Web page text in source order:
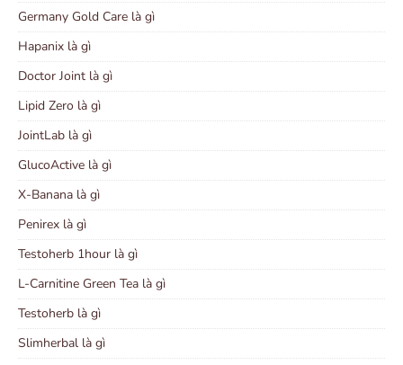
Germany Gold Care là gì
Hapanix là gì
Doctor Joint là gì
Lipid Zero là gì
JointLab là gì
GlucoActive là gì
X-Banana là gì
Penirex là gì
Testoherb 1hour là gì
L-Carnitine Green Tea là gì
Testoherb là gì
Slimherbal là gì